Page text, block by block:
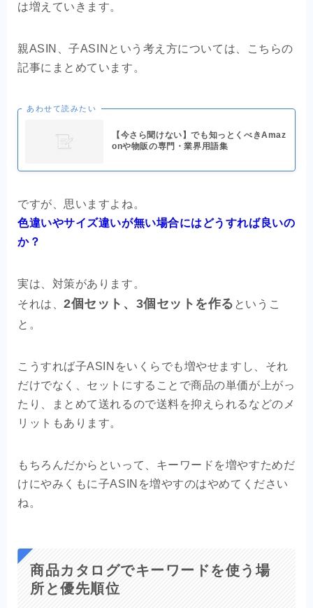
は増えていきます。
親ASIN、子ASINという考え方については、こちらの
記事にまとめています。
あわせて読みたい
【今さら聞けない】でも知っとくべきAmaz
onや物販の専門・業界用語集
ですが、思いますよね。
色違いやサイズ違いが無い場合にはどうすれば良いの
か？
実は、対策があります。
それは、2個セット、3個セットを作る というこ
と。
こうすれば子ASINをいくらでも増やせますし、それ
だけでなく、セットにすることで商品の単価が上がっ
たり、まとめて送れるので送料を抑えられるなどのメ
リットもあります。
もちろんだからといって、キーワードを増やすためだ
けにやみくもに子ASINを増やすのはやめてください
ね。
商品カタログでキーワードを使う場
所と優先順位